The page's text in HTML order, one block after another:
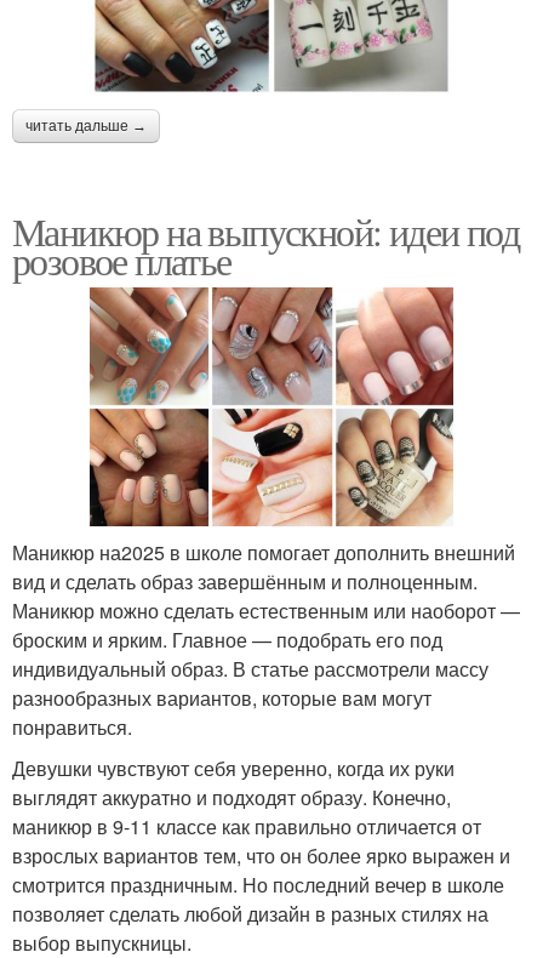
читать дальше →
Маникюр на выпускной: идеи под
розовое платье
Маникюр на2025 в школе помогает дополнить внешний
вид и сделать образ завершённым и полноценным.
Маникюр можно сделать естественным или наоборот —
броским и ярким. Главное — подобрать его под
индивидуальный образ. В статье рассмотрели массу
разнообразных вариантов, которые вам могут
понравиться.
Девушки чувствуют себя уверенно, когда их руки
выглядят аккуратно и подходят образу. Конечно,
маникюр в 9-11 классе как правильно отличается от
взрослых вариантов тем, что он более ярко выражен и
смотрится праздничным. Но последний вечер в школе
позволяет сделать любой дизайн в разных стилях на
выбор выпускницы.